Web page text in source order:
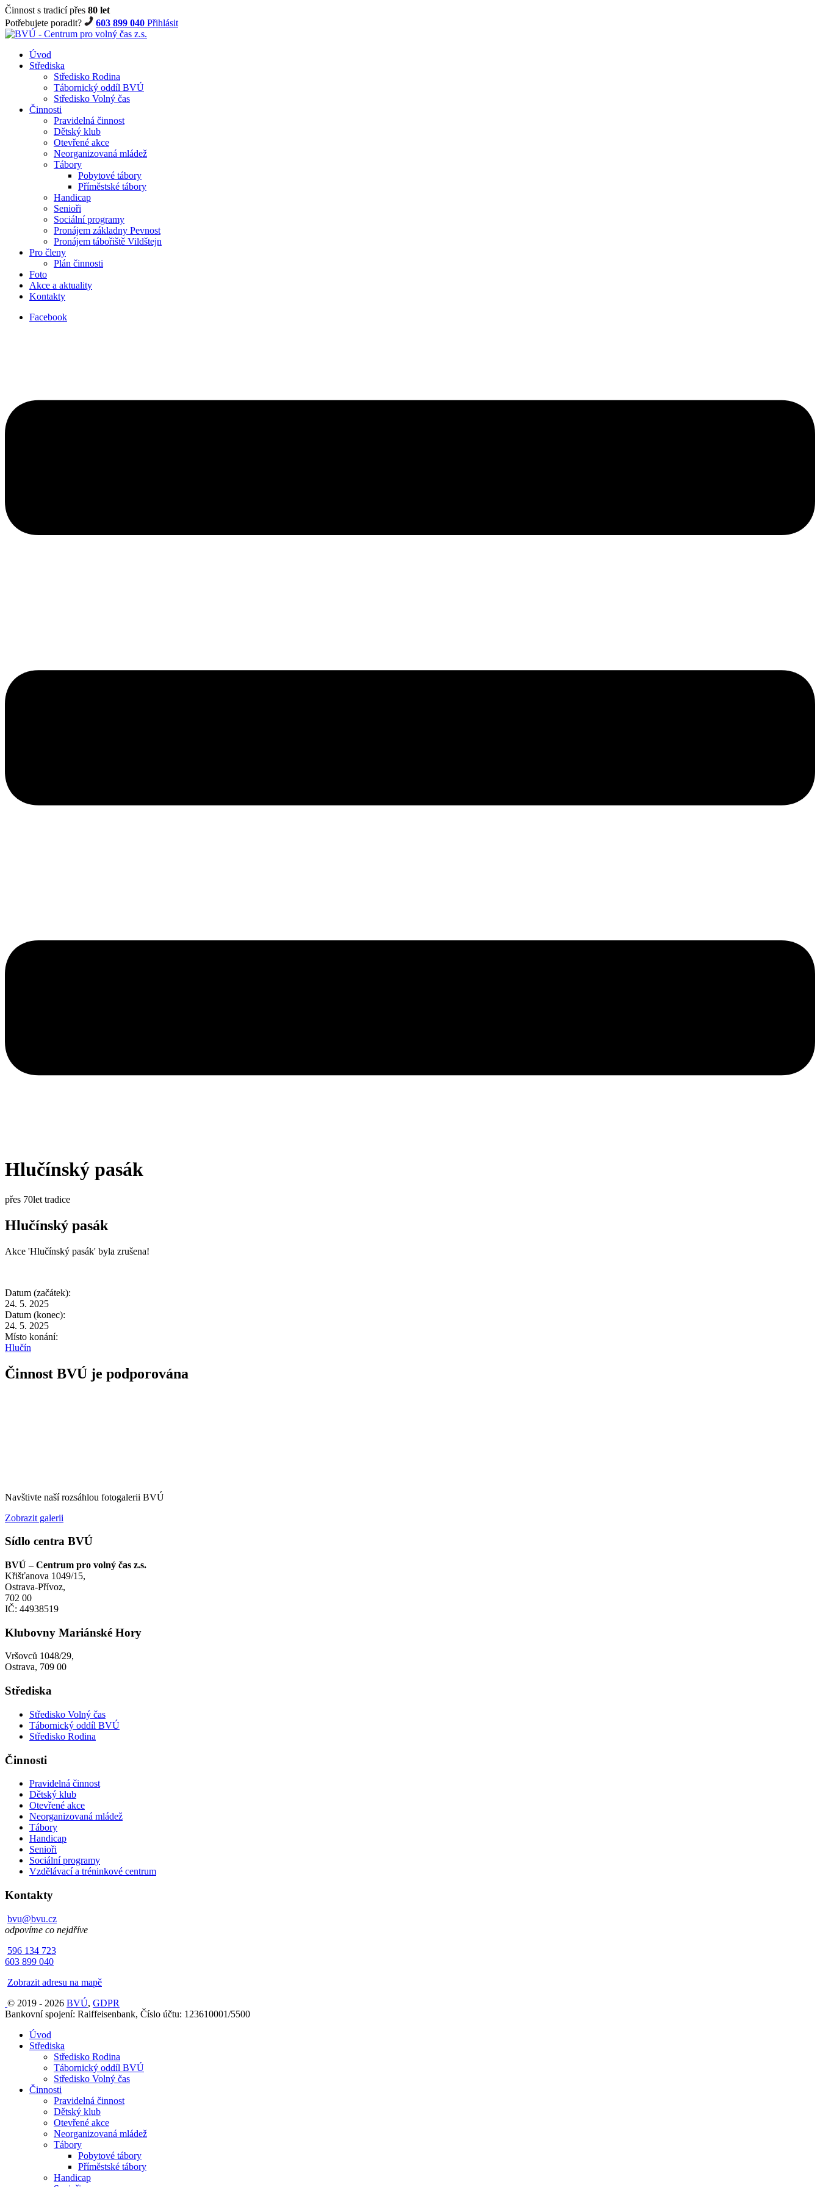
Činnost s tradicí přes 80 let
Potřebujete poradit?
603 899 040 Přihlásit
Úvod
Střediska
Středisko Rodina
Tábornický oddíl BVÚ
Středisko Volný čas
Činnosti
Pravidelná činnost
Dětský klub
Otevřené akce
Neorganizovaná mládež
Tábory
Pobytové tábory
Příměstské tábory
Handicap
Senioři
Sociální programy
Pronájem základny Pevnost
Pronájem tábořiště Vildštejn
Pro členy
Plán činnosti
Foto
Akce a aktuality
Kontakty
Facebook
Hlučínský pasák
přes 70let tradice
Hlučínský pasák
Akce 'Hlučínský pasák' byla zrušena!
Datum (začátek):
24. 5. 2025
Datum (konec):
24. 5. 2025
Místo konání:
Hlučín
Činnost BVÚ je podporována
Navštivte naší rozsáhlou fotogalerii BVÚ
Zobrazit galerii
Sídlo centra BVÚ
BVÚ – Centrum pro volný čas z.s.
Křišťanova 1049/15,
Ostrava-Přívoz,
702 00
IČ: 44938519
Klubovny Mariánské Hory
Vršovců 1048/29,
Ostrava, 709 00
Střediska
Středisko Volný čas
Tábornický oddíl BVÚ
Středisko Rodina
Činnosti
Pravidelná činnost
Dětský klub
Otevřené akce
Neorganizovaná mládež
Tábory
Handicap
Senioři
Sociální programy
Vzdělávací a tréninkové centrum
Kontakty
bvu@bvu.cz
odpovíme co nejdříve
596 134 723
603 899 040
Zobrazit adresu na mapě
© 2019 - 2026 BVÚ, GDPR
Bankovní spojení: Raiffeisenbank, Číslo účtu: 123610001/5500
Úvod
Střediska
Středisko Rodina
Tábornický oddíl BVÚ
Středisko Volný čas
Činnosti
Pravidelná činnost
Dětský klub
Otevřené akce
Neorganizovaná mládež
Tábory
Pobytové tábory
Příměstské tábory
Handicap